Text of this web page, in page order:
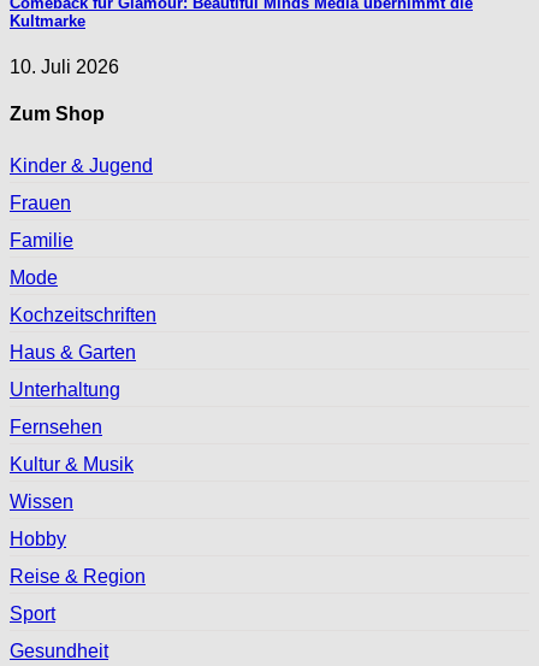
Kultmarke
10. Juli 2026
Zum Shop
Kinder & Jugend
Frauen
Familie
Mode
Kochzeitschriften
Haus & Garten
Unterhaltung
Fernsehen
Kultur & Musik
Wissen
Hobby
Reise & Region
Sport
Gesundheit